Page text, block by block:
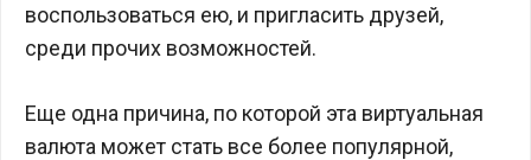
воспользоваться ею, и пригласить друзей,
среди прочих возможностей.
Еще одна причина, по которой эта виртуальная
валюта может стать все более популярной,